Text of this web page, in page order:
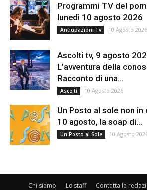
Programmi TV del
lunedì 10 agosto 2026
Anticipazioni Tv 10 Agosto 2026
Ascolti tv, 9 agosto
L’avventura della
Racconto di una...
Ascolti 10 Agosto 2026
Un Posto al sole non in
10 agosto, la soap di...
Un Posto al Sole 10 Agosto
Chi siamo Lo staff Contatta la